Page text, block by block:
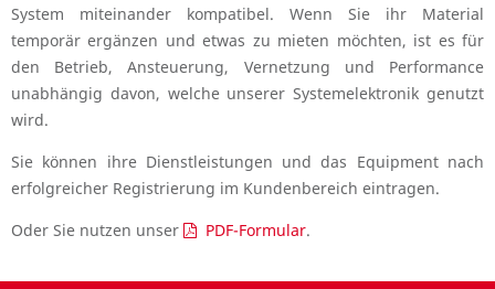
System miteinander kompatibel. Wenn Sie ihr Material
temporär ergänzen und etwas zu mieten möchten, ist es für
den Betrieb, Ansteuerung, Vernetzung und Performance
unabhängig davon, welche unserer Systemelektronik genutzt
wird.
Sie können ihre Dienstleistungen und das Equipment nach
erfolgreicher Registrierung im Kundenbereich eintragen.
Oder Sie nutzen unser
PDF-Formular.